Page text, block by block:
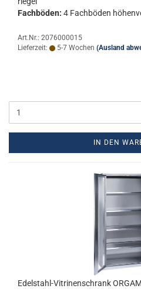
Fach­bö­den: 4 Fach­bö­den
Art.Nr.: 2076000015
Lieferzeit:
5-7 Wochen (Ausland
IN DEN
Edelstahl-​​Vi­tri­nen­schrank